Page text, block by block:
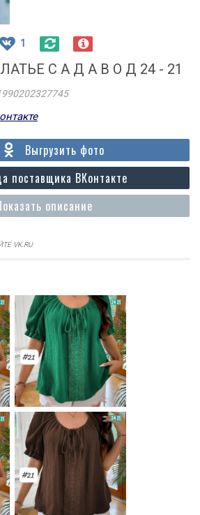
1
С А Д А В О Д 24 - 21
описание
поставщика ВКонтакте
Выгрузить фото
vk.ru